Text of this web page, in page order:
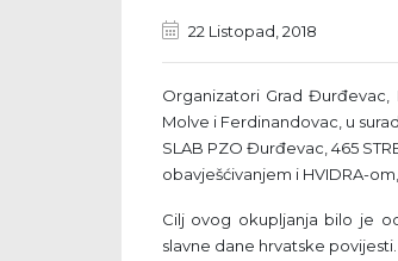
22 Listopad, 2018
Organizatori Grad Đurđevac,
Molve i Ferdinandovac, u
SLAB PZO Đurđevac, 465
obavješćivanjem i HVIDRA-
Cilj ovog okupljanja bilo je
slavne dane hrvatske povijesti.